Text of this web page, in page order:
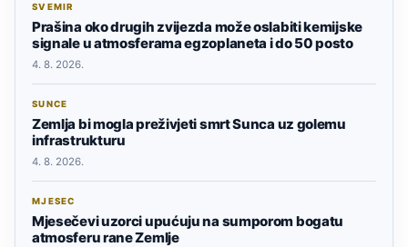
SVEMIR
Prašina oko drugih zvijezda može oslabiti kemijske
signale u atmosferama egzoplaneta i do 50 posto
4. 8. 2026.
SUNCE
Zemlja bi mogla preživjeti smrt Sunca uz golemu
infrastrukturu
4. 8. 2026.
MJESEC
Mjesečevi uzorci upućuju na sumporom bogatu
atmosferu rane Zemlje